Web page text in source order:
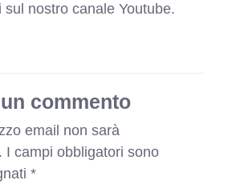
nostro canale Youtube.
commento
email non sarà
I campi obbligatori sono
*